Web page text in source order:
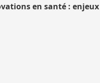
en santé :